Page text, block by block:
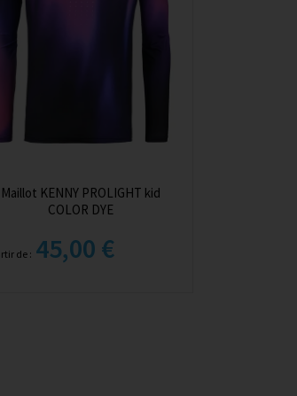
Maillot KENNY PROLIGHT kid
COLOR DYE
de : 45,00 €